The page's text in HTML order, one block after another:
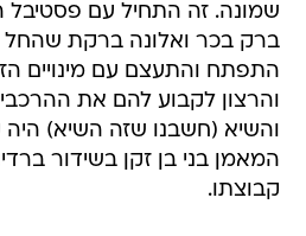
שמונה. זה התחיל עם פסטיבל
ברק בכר ואלונה ברקת שהחל
התפתח והתעצם עם מינויים
והרצון לקבוע להם את
והשיא (חשבנו שזה השיא) היה
המאמן בני בן זקן בשידור
קבוצתו.